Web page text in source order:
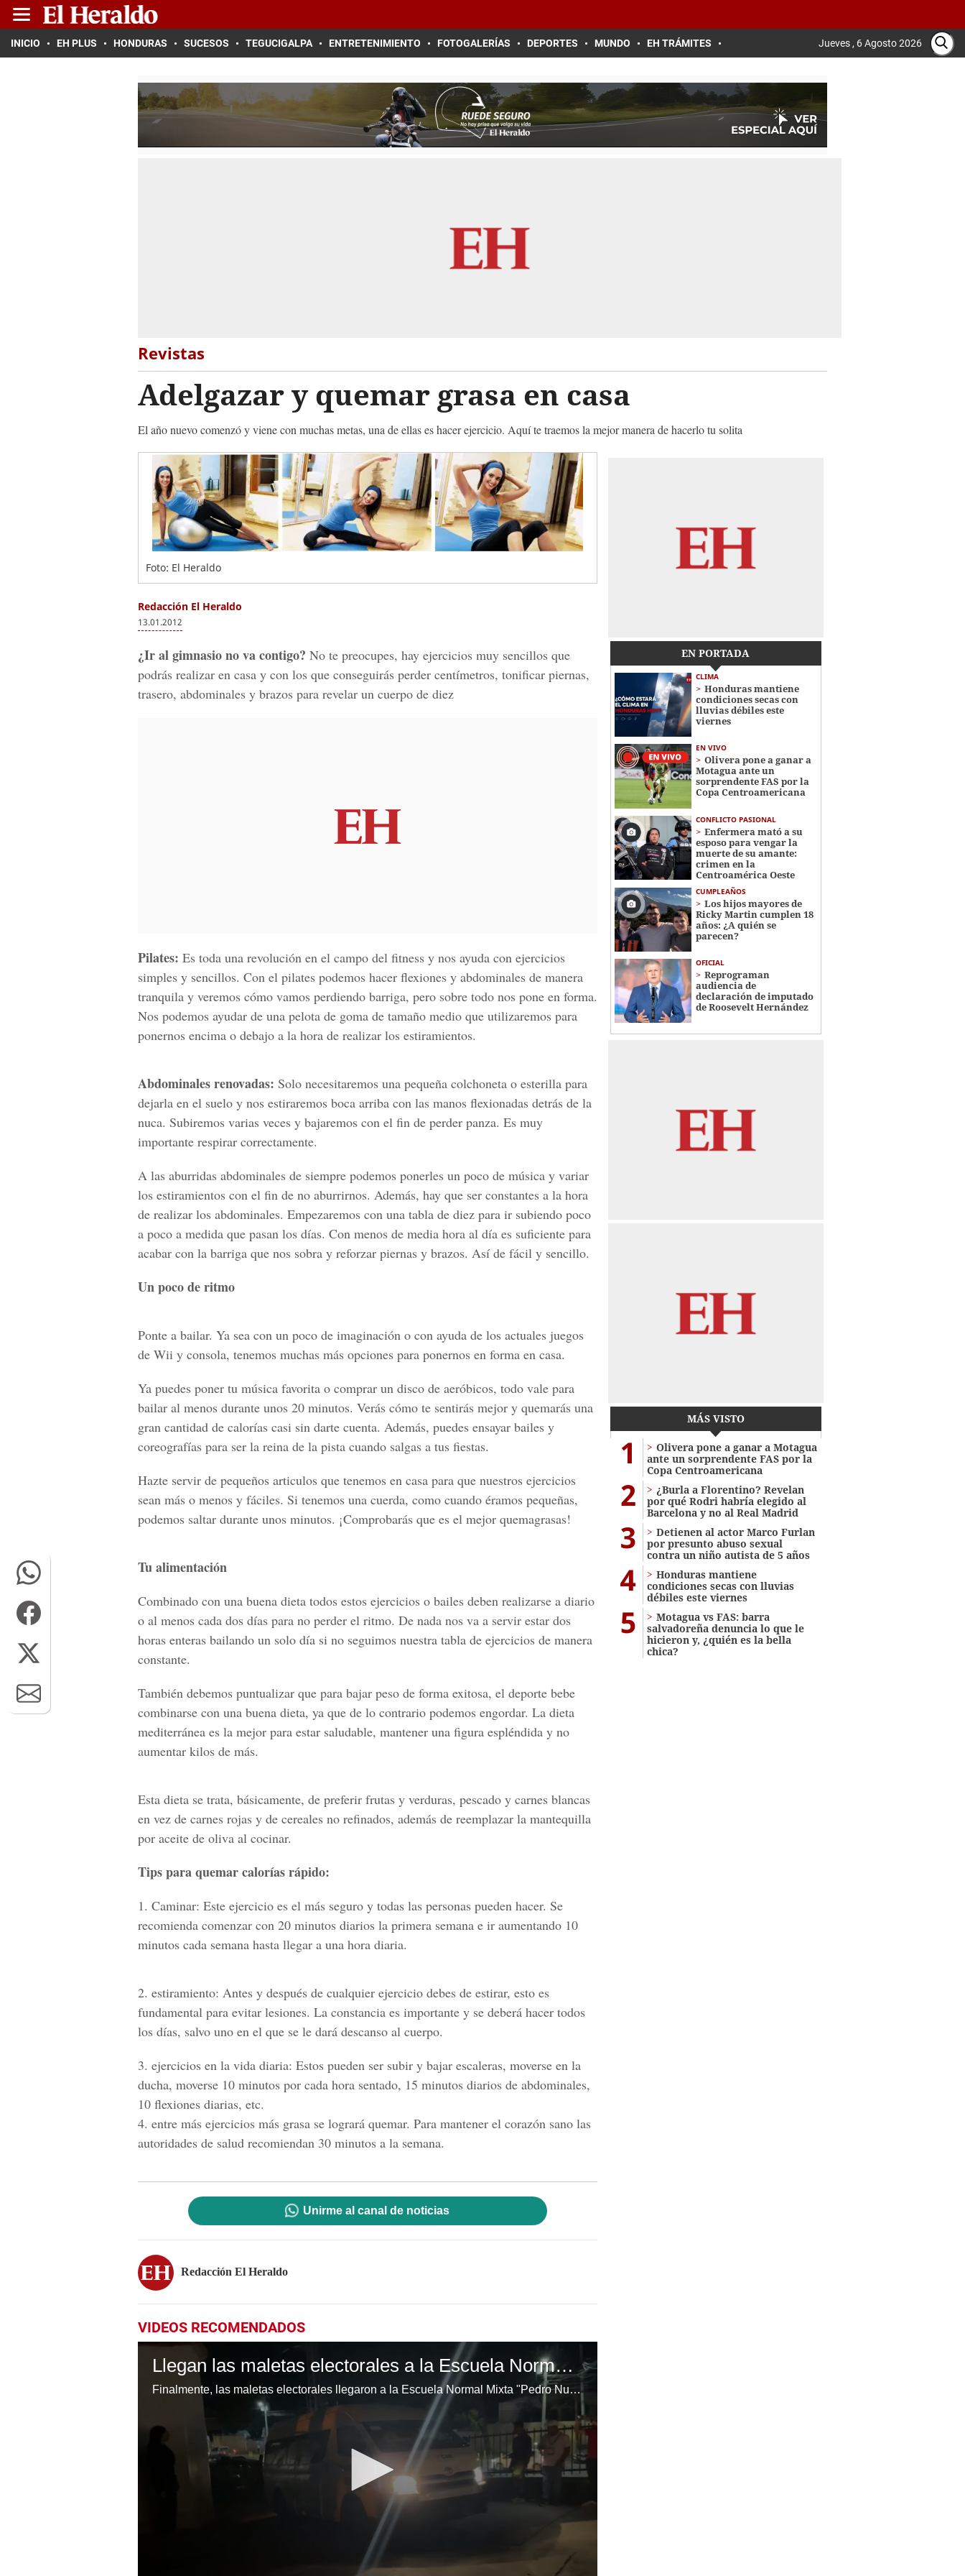
INICIO EH PLUS HONDURAS SUCESOS TEGUCIGALPA ENTRETENIMIENTO FOTOGALERÍAS DEPORTES MUNDO EH TRÁMITES Jueves , 6 Agosto 2026
Revistas
Adelgazar y quemar grasa en casa
El año nuevo comenzó y viene con muchas metas, una de ellas es hacer ejercicio. Aquí te traemos la mejor manera de hacerlo tu solita
Foto: El Heraldo
Redacción El Heraldo
13.01.2012
¿Ir al gimnasio no va contigo? No te preocupes, hay ejercicios muy sencillos que
podrás realizar en casa y con los que conseguirás perder centímetros, tonificar piernas,
trasero, abdominales y brazos para revelar un cuerpo de diez
Pilates: Es toda una revolución en el campo del fitness y nos ayuda con ejercicios
simples y sencillos. Con el pilates podemos hacer flexiones y abdominales de manera
tranquila y veremos cómo vamos perdiendo barriga, pero sobre todo nos pone en forma.
Nos podemos ayudar de una pelota de goma de tamaño medio que utilizaremos para
ponernos encima o debajo a la hora de realizar los estiramientos.
Abdominales renovadas: Solo necesitaremos una pequeña colchoneta o esterilla para
dejarla en el suelo y nos estiraremos boca arriba con las manos flexionadas detrás de la
nuca. Subiremos varias veces y bajaremos con el fin de perder panza. Es muy
importante respirar correctamente.
A las aburridas abdominales de siempre podemos ponerles un poco de música y variar
los estiramientos con el fin de no aburrirnos. Además, hay que ser constantes a la hora
de realizar los abdominales. Empezaremos con una tabla de diez para ir subiendo poco
a poco a medida que pasan los días. Con menos de media hora al día es suficiente para
acabar con la barriga que nos sobra y reforzar piernas y brazos. Así de fácil y sencillo.
Un poco de ritmo
Ponte a bailar. Ya sea con un poco de imaginación o con ayuda de los actuales juegos
de Wii y consola, tenemos muchas más opciones para ponernos en forma en casa.
Ya puedes poner tu música favorita o comprar un disco de aeróbicos, todo vale para
bailar al menos durante unos 20 minutos. Verás cómo te sentirás mejor y quemarás una
gran cantidad de calorías casi sin darte cuenta. Además, puedes ensayar bailes y
coreografías para ser la reina de la pista cuando salgas a tus fiestas.
Hazte servir de pequeños articulos que tenemos en casa para que nuestros ejercicios
sean más o menos y fáciles. Si tenemos una cuerda, como cuando éramos pequeñas,
podemos saltar durante unos minutos. ¡Comprobarás que es el mejor quemagrasas!
Tu alimentación
Combinado con una buena dieta todos estos ejercicios o bailes deben realizarse a diario
o al menos cada dos días para no perder el ritmo. De nada nos va a servir estar dos
horas enteras bailando un solo día si no seguimos nuestra tabla de ejercicios de manera
constante.
También debemos puntualizar que para bajar peso de forma exitosa, el deporte bebe
combinarse con una buena dieta, ya que de lo contrario podemos engordar. La dieta
mediterránea es la mejor para estar saludable, mantener una figura espléndida y no
aumentar kilos de más.
Esta dieta se trata, básicamente, de preferir frutas y verduras, pescado y carnes blancas
en vez de carnes rojas y de cereales no refinados, además de reemplazar la mantequilla
por aceite de oliva al cocinar.
Tips para quemar calorías rápido:
1. Caminar: Este ejercicio es el más seguro y todas las personas pueden hacer. Se
recomienda comenzar con 20 minutos diarios la primera semana e ir aumentando 10
minutos cada semana hasta llegar a una hora diaria.
2. estiramiento: Antes y después de cualquier ejercicio debes de estirar, esto es
fundamental para evitar lesiones. La constancia es importante y se deberá hacer todos
los días, salvo uno en el que se le dará descanso al cuerpo.
3. ejercicios en la vida diaria: Estos pueden ser subir y bajar escaleras, moverse en la
ducha, moverse 10 minutos por cada hora sentado, 15 minutos diarios de abdominales,
10 flexiones diarias, etc.
4. entre más ejercicios más grasa se logrará quemar. Para mantener el corazón sano las
autoridades de salud recomiendan 30 minutos a la semana.
Unirme al canal de noticias
Redacción El Heraldo
VIDEOS RECOMENDADOS
Llegan las maletas electorales a la Escuela Normal Mixta "Pedro Nufio"
Finalmente, las maletas electorales llegaron a la Escuela Normal Mixta "Pedro Nufio", permitiendo que el proceso electoral comience con normalidad después de varias horas de retraso.
EN PORTADA
CLIMA
Honduras mantiene
condiciones secas con
lluvias débiles este
viernes
EN VIVO
Olivera pone a ganar a
Motagua ante un
sorprendente FAS por la
Copa Centroamericana
CONFLICTO PASIONAL
Enfermera mató a su
esposo para vengar la
muerte de su amante:
crimen en la
Centroamérica Oeste
CUMPLEAÑOS
Los hijos mayores de
Ricky Martin cumplen 18
años: ¿A quién se
parecen?
OFICIAL
Reprograman
audiencia de
declaración de imputado
de Roosevelt Hernández
MÁS VISTO
1
Olivera pone a ganar a Motagua
ante un sorprendente FAS por la
Copa Centroamericana
2
¿Burla a Florentino? Revelan
por qué Rodri habría elegido al
Barcelona y no al Real Madrid
3
Detienen al actor Marco Furlan
por presunto abuso sexual
contra un niño autista de 5 años
4
Honduras mantiene
condiciones secas con lluvias
débiles este viernes
5
Motagua vs FAS: barra
salvadoreña denuncia lo que le
hicieron y, ¿quién es la bella
chica?